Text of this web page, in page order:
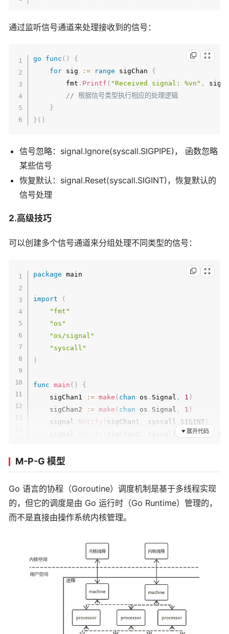
通过监听信号通道来处理接收到的信号：
go func ( )
{
for sig := range sigChan {
        fmt
. Printf ( "Received signal: %vn" , sig
// 根据信号类型执行相应的处理逻辑
}
} ( )
信号忽略：signal.Ignore(syscall.SIGPIPE)， 函数忽略
某些信号
恢复默认：signal.Reset(syscall.SIGINT)，恢复默认的
信号处理
2.高级技巧
可以创建多个信号通道来分组处理不同类型的信号：
package main
import
(
"fmt"
"os"
"os/signal"
"syscall"
)
func main ( )
{
    sigChan1
:= make ( chan os . Signal , 1 )
    sigChan2
:= make ( chan os . Signal , 1 )
    signal
Notify ( sigChan1 syscall SIGINT )
syscall. SIGTERM ,
go func
for {
                fmt
. Printf( "Caught SIGINT: %vn"
case sig :=
}
}()
Println("Program is running... Press
}
展开代码
M-P-G 模型
Go 语言的协程（Goroutine）调度机制是基于多线程实现
的，但它的调度是由 Go 运行时（Go Runtime）管理的，
而不是直接由操作系统内核管理。